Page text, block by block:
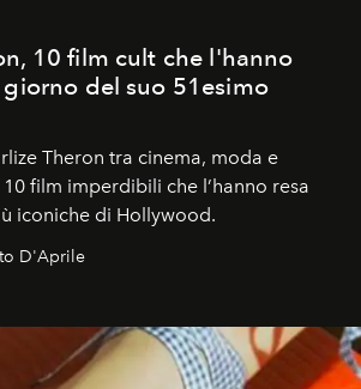
10 film cult che l'hanno
giorno del suo 51esimo
Theron tra cinema, moda e
film imperdibili che l’hanno resa
iconiche di Hollywood.
D'Aprile